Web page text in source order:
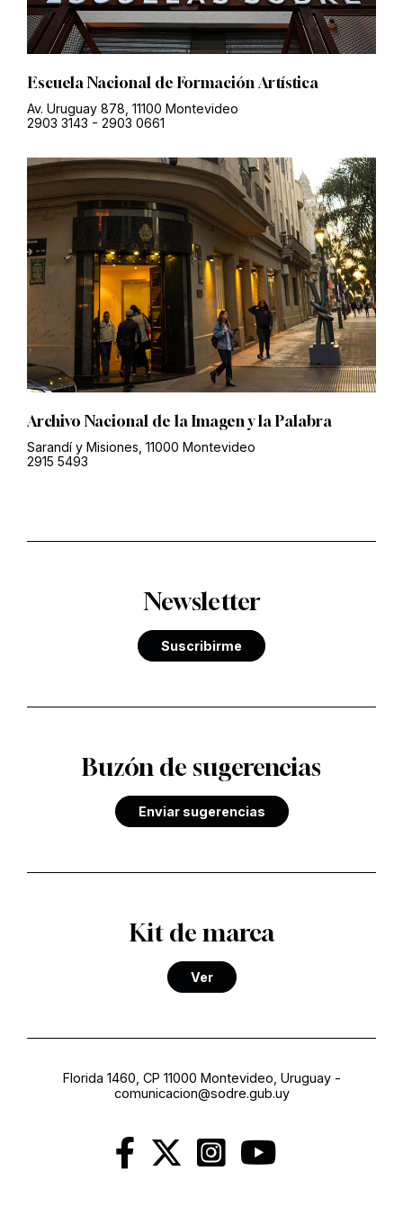
Escuela Nacional de Formación Artística
Av. Uruguay 878, 11100 Montevideo
2903 3143 - 2903 0661
Archivo Nacional de la Imagen y la Palabra
Sarandí y Misiones, 11000 Montevideo
2915 5493
Newsletter
Suscribirme
Buzón de sugerencias
Enviar sugerencias
Kit de marca
Ver
Florida 1460, CP 11000 Montevideo, Uruguay-
comunicacion@sodre.gub.uy